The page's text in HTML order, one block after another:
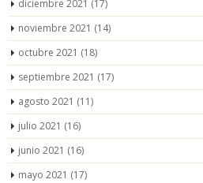
diciembre 2021 (17)
noviembre 2021 (14)
octubre 2021 (18)
septiembre 2021 (17)
agosto 2021 (11)
julio 2021 (16)
junio 2021 (16)
mayo 2021 (17)